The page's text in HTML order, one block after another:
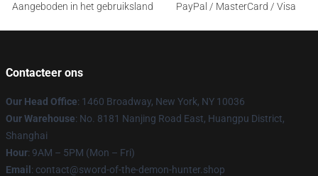
Aangeboden in het gebruiksland
PayPal / MasterCard / Visa
Contacteer ons
Our Head Office: 1460 Broadway, New York, NY 10036
Our Warehouse: No. 8181 Nanjing Road East, Huangpu District,
Shanghai
Hour: 9AM – 5PM (Mon – Fri)
Email : contact@sword-of-the-demon-hunter.shop